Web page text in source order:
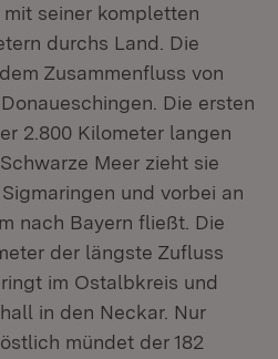
seiner kompletten
durchs Land. Die
Zusammenfluss von
Die ersten
2.800 Kilometer langen
Meer zieht sie
und vorbei an
nach Bayern fließt. Die
der längste Zufluss
im Ostalbkreis und
in den Neckar. Nur
mündet der 182